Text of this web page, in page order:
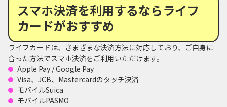
スマホ決済を利用するならライフ
カードがおすすめ
ライフカードは、さまざまな決済方法に対応しており、ご自身に
合った方法でスマホ決済をご利用いただけます。
Apple Pay / Google Pay
Visa、JCB、Mastercardのタッチ決済
モバイルSuica
モバイルPASMO